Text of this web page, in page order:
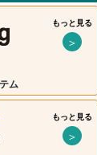
もっと見る
＞
ム
もっと見る
＞